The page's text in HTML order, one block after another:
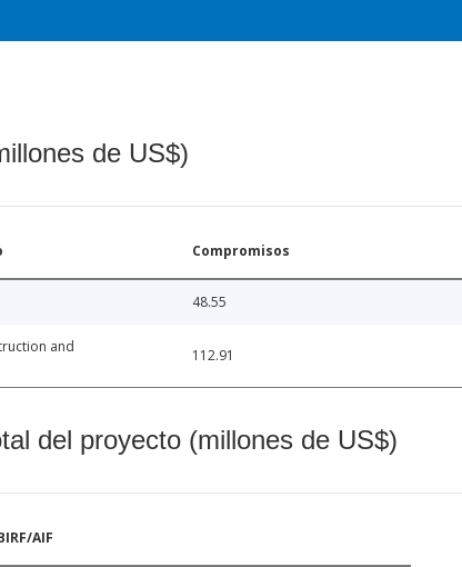
de US$)
Compromisos
48.55
and
112.91
del proyecto (millones de US$)
AIF